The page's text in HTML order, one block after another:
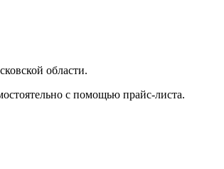
области.
с помощью прайс-листа.